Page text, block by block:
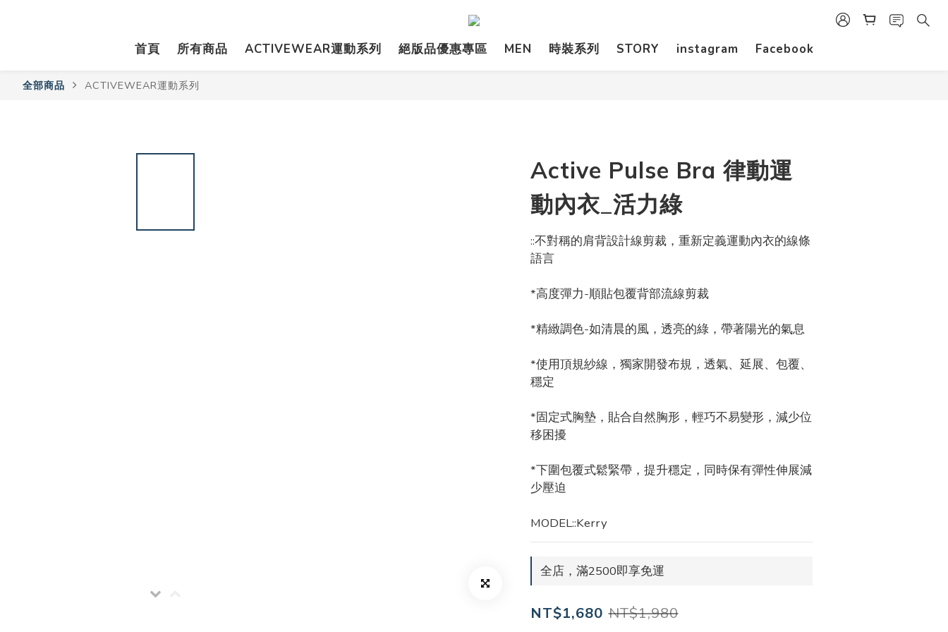
首頁 所有商品 ACTIVEWEAR運動系列 絕版品優惠專區 MEN 時裝系列 STORY instagram Facebook
全部商品 ACTIVEWEAR運動系列
Active Pulse Bra 律動運
動內衣_活力綠
::不對稱的肩背設計線剪裁，重新定義運動內衣的線條
語言
*高度彈力-順貼包覆背部流線剪裁
*精緻調色-如清晨的風，透亮的綠，帶著陽光的氣息
*使用頂規紗線，獨家開發布規，透氣、延展、包覆、
穩定
*固定式胸墊，貼合自然胸形，輕巧不易變形，減少位
移困擾
*下圍包覆式鬆緊帶，提升穩定，同時保有彈性伸展減
少壓迫
MODEL::Kerry
全店，滿2500即享免運
NT$1,680 NT$1,980
立即購買